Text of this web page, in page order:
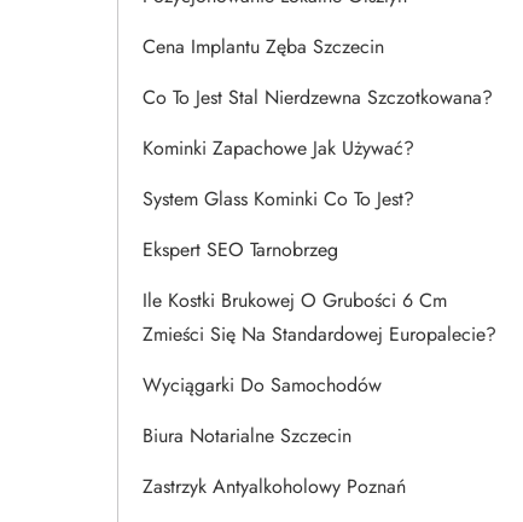
Cena Implantu Zęba Szczecin
Co To Jest Stal Nierdzewna Szczotkowana?
Kominki Zapachowe Jak Używać?
System Glass Kominki Co To Jest?
Ekspert SEO Tarnobrzeg
Ile Kostki Brukowej O Grubości 6 Cm
Zmieści Się Na Standardowej Europalecie?
Wyciągarki Do Samochodów
Biura Notarialne Szczecin
Zastrzyk Antyalkoholowy Poznań